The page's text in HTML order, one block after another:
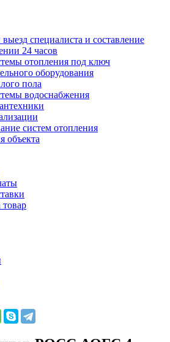
специалиста и составление
24 часов
отопления под ключ
оборудования
пола
водоснабжения
систем отопления
объекта
товар